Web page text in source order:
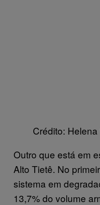
Crédito:
Outro que está em
Alto Tietê. No
sistema em
13,7% do volume